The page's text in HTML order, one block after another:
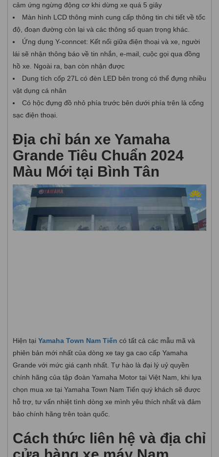
cảm ứng ngừng động cơ khi dừng xe quá 5 giây
Màn hình LCD thông minh cung cấp thông tin chi tiết về tốc
độ, đoạn đường còn lại và các thông số quan trọng khác.
Ứng dụng Y-conncet: Kết nối giữa điện thoại và xe, người
lái sẽ nhận thông báo về tin nhắn, e-mail, cuộc gọi qua đồng
hồ xe. Ngoài ra, bạn còn nhận được
Dung tích cốp 27L có đèn LED bên trong có thể đựng nhiều
vật dụng cá nhân
Có hộc đựng đồ nhỏ phía trước bên dưới phía trên là cổng
sạc điện thoại.
Địa chỉ bán xe Yamaha
Grande Tiêu Chuẩn 2024
Màu Mới tại Bình Tân
Hiện tại Yamaha Town Nam Tiến có tất cả các mẫu mã và
phiên bản mới nhất của dòng xe tay ga cao cấp Yamaha
Grande với mức giá cạnh nhất. Tự hào là đại lý uỷ quyền
chính hãng của tập đoàn Yamaha Motor tại Việt Nam, khi lựa
chọn mua xe tại Yamaha Town Nam Tiến quý khách sẽ được
hỗ trợ, tư vấn nhiệt tình dòng xe mình yêu thích nhất và đảm
bảo chính hãng trên toàn quốc.
Cách thức liên hệ và địa chỉ